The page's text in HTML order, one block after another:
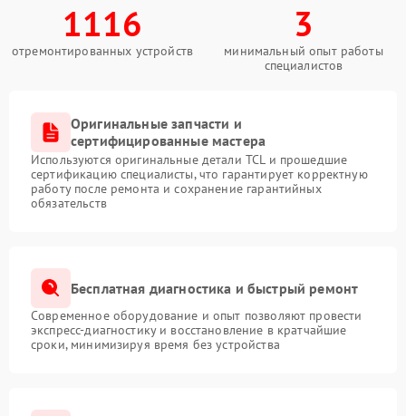
1116
отремонтированных устройств
3
минимальный опыт работы
специалистов
Оригинальные запчасти и
сертифицированные мастера
Используются оригинальные детали TCL и прошедшие
сертификацию специалисты, что гарантирует корректную
работу после ремонта и сохранение гарантийных
обязательств
Бесплатная диагностика и быстрый ремонт
Современное оборудование и опыт позволяют провести
экспресс-диагностику и восстановление в кратчайшие
сроки, минимизируя время без устройства